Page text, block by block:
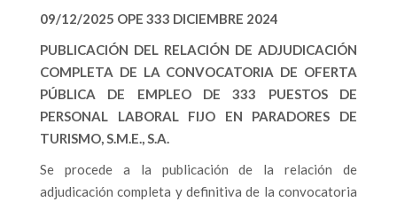
09/12/2025 OPE 333 DICIEMBRE 2024
PUBLICACIÓN DEL RELACIÓN DE ADJUDICACIÓN
COMPLETA DE LA CONVOCATORIA DE OFERTA
PÚBLICA DE EMPLEO DE 333 PUESTOS DE
PERSONAL LABORAL FIJO EN PARADORES DE
TURISMO, S.M.E., S.A.
Se procede a la publicación de la relación de
adjudicación completa y definitiva de la convocatoria